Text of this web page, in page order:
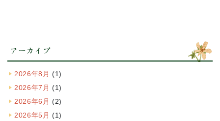
アーカイブ
2026年8月 (1)
2026年7月 (1)
2026年6月 (2)
2026年5月 (1)